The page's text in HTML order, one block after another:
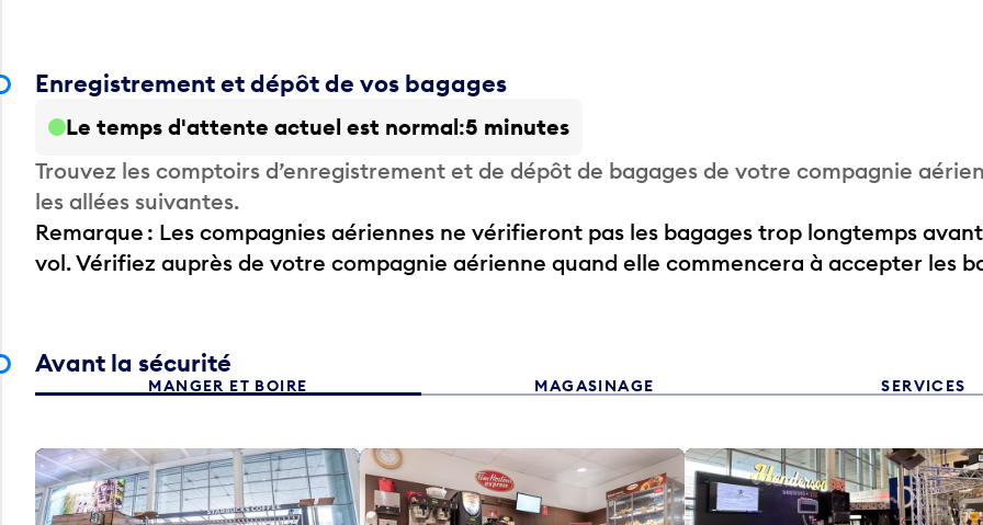
Enregistrement et dépôt de vos bagages
Le temps d'attente actuel est normal 5 minutes
Trouvez les comptoirs d’enregistrement et de dépôt de bagages de votre compagnie
les allées suivantes.
Remarque : Les compagnies aériennes ne vérifieront pas les bagages trop longtemps
vol. Vérifiez auprès de votre compagnie aérienne quand elle commencera à accepter les
Avant la sécurité
MANGER ET BOIRE MAGASINAGE SERVICES